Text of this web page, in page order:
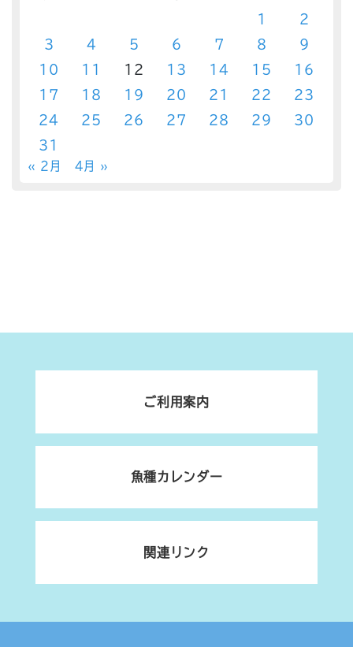
1
2
3
4 5 6 7 8
9
10
11 12 13 14 15
16
17
18 19 20 21 22
23
24
25 26 27 28 29
30
31
« 2月 4月 »
ご利用案内
魚種カレンダー
関連リンク